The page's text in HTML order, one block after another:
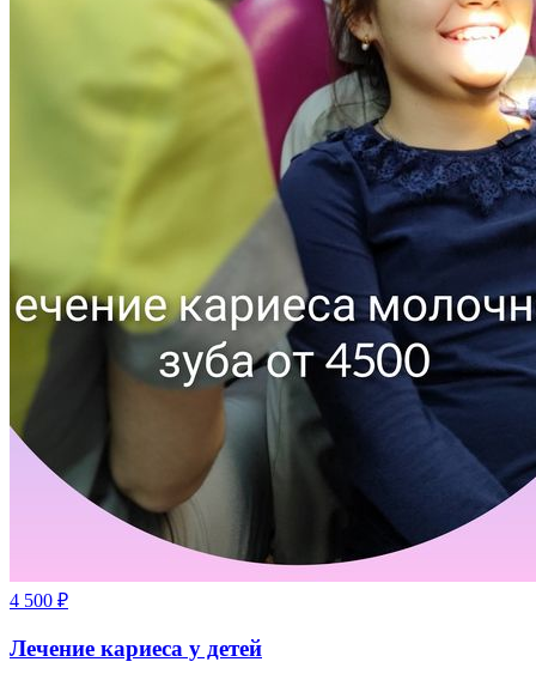
4 500 ₽
Лечение кариеса у детей